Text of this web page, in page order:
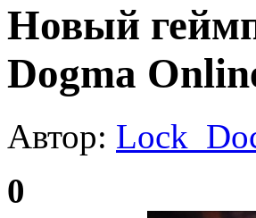
Новый
Dogma
Автор:
0